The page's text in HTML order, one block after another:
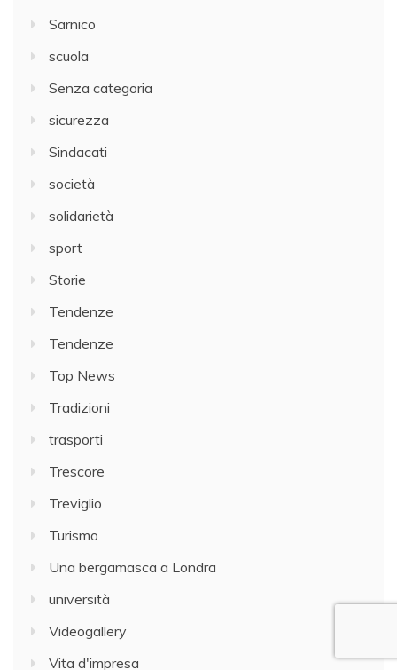
Sarnico
scuola
Senza categoria
sicurezza
Sindacati
società
solidarietà
sport
Storie
Tendenze
Tendenze
Top News
Tradizioni
trasporti
Trescore
Treviglio
Turismo
Una bergamasca a Londra
università
Videogallery
Vita d'impresa